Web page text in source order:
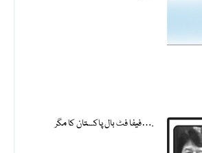
فیفا فٹ بال پاکستان کا مگر….